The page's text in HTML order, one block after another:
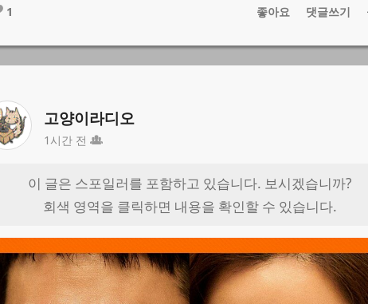
1 좋아요 댓글쓰기
고양이라디오
1시간 전
이 글은 스포일러를 포함하고 있습니다. 보시겠습니까?
회색 영역을 클릭하면 내용을 확인할 수 있습니다.